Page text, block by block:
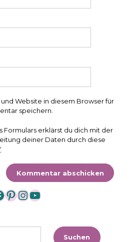
Website in diesem Browser für
speichern.
Formulars erklärst du dich mit der
deiner Daten durch diese
https://
https://
https://
Suchen